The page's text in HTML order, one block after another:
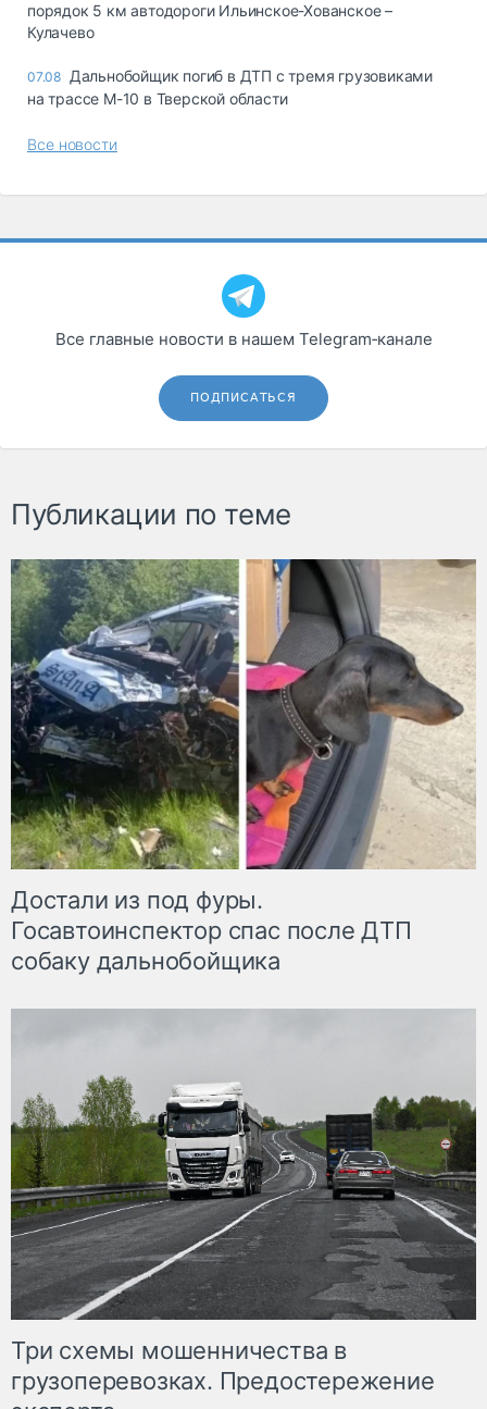
порядок 5 км автодороги Ильинское-Хованское –
Кулачево
07.08 Дальнобойщик погиб в ДТП с тремя грузовиками
на трассе М-10 в Тверской области
Все новости
Все главные новости в нашем Telegram‑канале
ПОДПИСАТЬСЯ
Публикации по теме
Достали из под фуры.
Госавтоинспектор спас после ДТП
собаку дальнобойщика
Три схемы мошенничества в
грузоперевозках. Предостережение